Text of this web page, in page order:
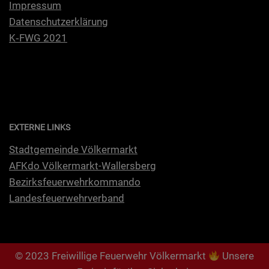
Impres­sum
Daten­schutz­er­klä­rung
K‑FWG 2021
EXTERNE LINKS
Stadt­ge­mein­de Völkermarkt
AFKdo Völ­ker­markt-Wal­lers­berg
Bezirks­feu­er­wehr­kom­man­do
Lan­des­feu­er­wehr­ver­band
© 2023 Freiwillige Feuerwehr Völkermarkt
Unsere